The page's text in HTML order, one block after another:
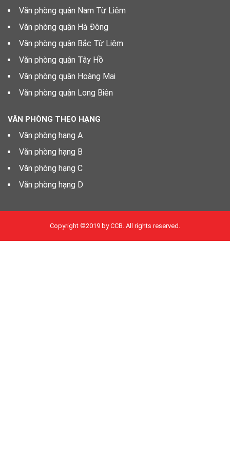
Văn phòng quận Nam Từ Liêm
Văn phòng quận Hà Đông
Văn phòng quận Bắc Từ Liêm
Văn phòng quận Tây Hồ
Văn phòng quận Hoàng Mai
Văn phòng quận Long Biên
VĂN PHÒNG THEO HẠNG
Văn phòng hạng A
Văn phòng hạng B
Văn phòng hạng C
Văn phòng hạng D
Copyright ©2019 by CCB. All rights reserved.